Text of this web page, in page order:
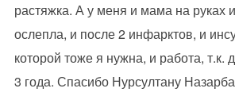
растяжка. А у меня и мама на руках
ослепла, и после 2 инфарктов, и
которой тоже я нужна, и работа,
3 года. Спасибо Нурсултану